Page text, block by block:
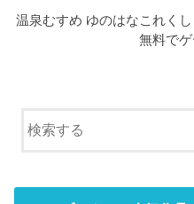
温泉むすめ ゆのはなこれく
無料で